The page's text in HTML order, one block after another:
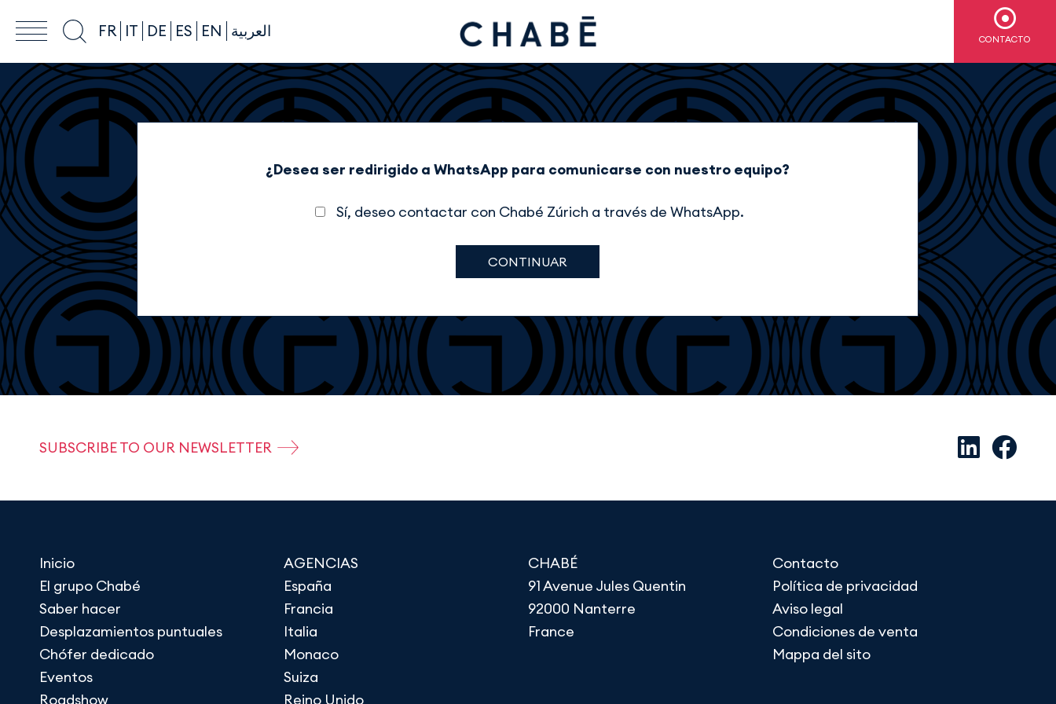
FR IT DE ES EN العربية CONTACTO
¿Desea ser redirigido a WhatsApp para comunicarse con nuestro equipo?
Sí, deseo contactar con Chabé Zúrich a través de WhatsApp.
SUBSCRIBE TO OUR NEWSLETTER
Inicio
El grupo Chabé
Saber hacer
Desplazamientos puntuales
Chófer dedicado
Eventos
Roadshow
AGENCIAS
España
Francia
Italia
Monaco
Suiza
Reino Unido
CHABÉ
91 Avenue Jules Quentin
92000 Nanterre
France
Contacto
Política de privacidad
Aviso legal
Condiciones de venta
Mappa del sito